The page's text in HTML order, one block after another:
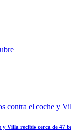
y Villa recibió cerca de 47